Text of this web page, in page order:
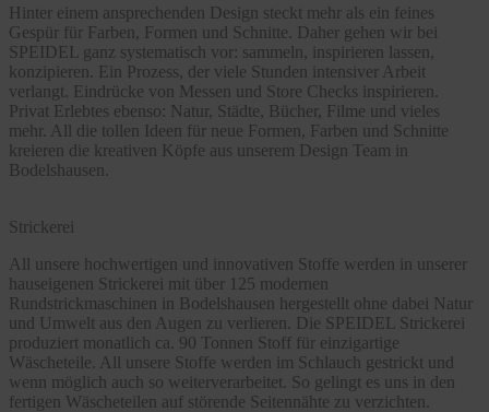
Hinter einem ansprechenden Design steckt mehr als ein feines
Gespür für Farben, Formen und Schnitte. Daher gehen wir bei
SPEIDEL ganz systematisch vor: sammeln, inspirieren lassen,
konzipieren. Ein Prozess, der viele Stunden intensiver Arbeit
verlangt. Eindrücke von Messen und Store Checks inspirieren.
Privat Erlebtes ebenso: Natur, Städte, Bücher, Filme und vieles
mehr. All die tollen Ideen für neue Formen, Farben und Schnitte
kreieren die kreativen Köpfe aus unserem Design Team in
Bodelshausen.
Strickerei
All unsere hochwertigen und innovativen Stoffe werden in unserer
hauseigenen Strickerei mit über 125 modernen
Rundstrickmaschinen in Bodelshausen hergestellt ohne dabei Natur
und Umwelt aus den Augen zu verlieren. Die SPEIDEL Strickerei
produziert monatlich ca. 90 Tonnen Stoff für einzigartige
Wäscheteile. All unsere Stoffe werden im Schlauch gestrickt und
wenn möglich auch so weiterverarbeitet. So gelingt es uns in den
fertigen Wäscheteilen auf störende Seitennähte zu verzichten.